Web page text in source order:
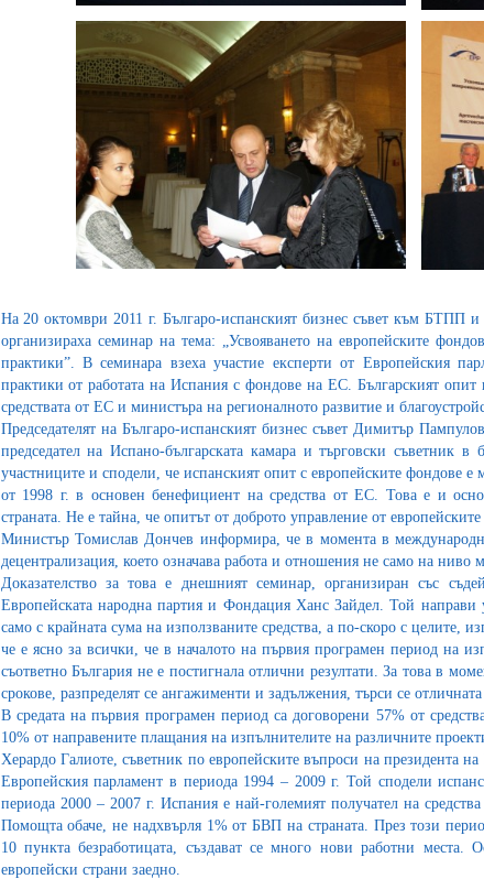
На 20 октомври 2011 г. Българо-испанският бизнес съвет към БТПП и
организираха семинар на тема: „Усвояването на европейските
практики”. В семинара взеха участие експерти от Европейския
практики от работата на Испания с фондове на ЕС. Българският
средствата от ЕС и министъра на регионалното развитие и
Председателят на Българо-испанският бизнес съвет Димитър
председател на Испано-българската камара и търговски съветник
участниците и сподели, че испанският опит с европейските фондове
от 1998 г. в основен бенефициент на средства от ЕС. Това е и
страната. Не е тайна, че опитът от доброто управление от
Министър Томислав Дончев информира, че в момента в
децентрализация, което означава работа и отношения не само на
Доказателство за това е днешният семинар, организиран със
Европейската народна партия и Фондация Ханс Зайдел. Той направи
само с крайната сума на използваните средства, а по-скоро с целите,
че е ясно за всички, че в началото на първия програмен период на
съответно България не е постигнала отлични резултати. За това в
срокове, разпределят се ангажименти и задължения, търси се
В средата на първия програмен период са договорени 57% от
10% от направените плащания на изпълнителите на различните
Херардо Галиоте, съветник по европейските въпроси на президента
Европейския парламент в периода 1994 – 2009 г. Той сподели
периода 2000 – 2007 г. Испания е най-големият получател на
Помощта обаче, не надхвърля 1% от БВП на страната. През този
10 пункта безработицата, създават се много нови работни
европейски страни заедно.